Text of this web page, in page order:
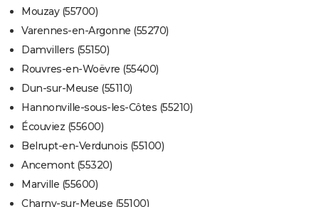
Mouzay (55700)
Varennes-en-Argonne (55270)
Damvillers (55150)
Rouvres-en-Woëvre (55400)
Dun-sur-Meuse (55110)
Hannonville-sous-les-Côtes (55210)
Écouviez (55600)
Belrupt-en-Verdunois (55100)
Ancemont (55320)
Marville (55600)
Charny-sur-Meuse (55100)